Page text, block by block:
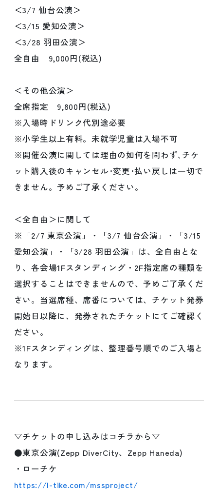
＜3/7 仙台公演＞
＜3/15 愛知公演＞
＜3/28 羽田公演＞
全自由 9,000円(税込)
＜その他公演＞
全席指定 9,800円(税込)
※入場時ドリンク代別途必要
※小学生以上有料。未就学児童は入場不可
※開催公演に関しては理由の如何を問わず､チケ
ット購入後のキャンセル･変更･払い戻しは一切で
きません。予めご了承ください。
＜全自由＞に関して
※「2/7 東京公演」・「3/7 仙台公演」・「3/15
愛知公演」・「3/28 羽田公演」は、全自由とな
り、各会場1Fスタンディング・2F指定席の種類を
選択することはできませんので、予めご了承くだ
さい。当選席種、席番については、チケット発券
開始日以降に、発券されたチケットにてご確認く
ださい。
※1Fスタンディングは、整理番号順でのご入場と
なります。
▽チケットの申し込みはコチラから▽
●東京公演(Zepp DiverCity、Zepp Haneda)
・ローチケ
https://l-tike.com/mssproject/